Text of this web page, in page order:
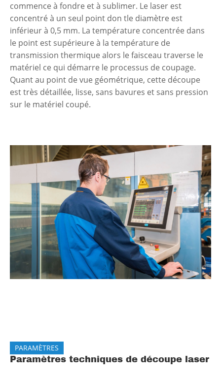
commence à fondre et à sublimer. Le laser est
concentré à un seul point don tle diamètre est
inférieur à 0,5 mm. La température concentrée dans
le point est supérieure à la température de
transmission thermique alors le faisceau traverse le
matériel ce qui démarre le processus de coupage.
Quant au point de vue géométrique, cette découpe
est très détaillée, lisse, sans bavures et sans pression
sur le matériel coupé.
PARAMÈTRES
Paramètres techniques de découpe laser